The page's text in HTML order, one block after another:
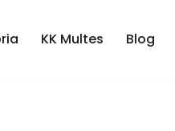
KK Multes Blog